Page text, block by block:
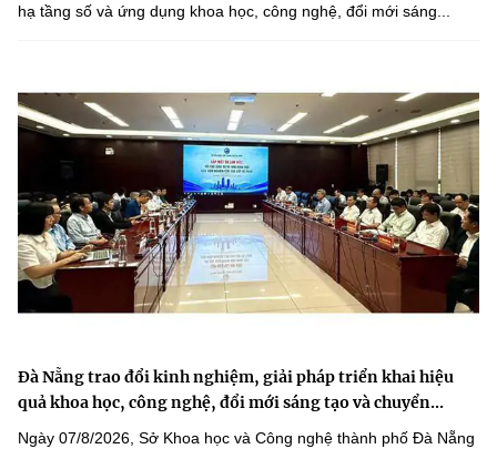
hạ tầng số và ứng dụng khoa học, công nghệ, đổi mới sáng...
Đà Nẵng trao đổi kinh nghiệm, giải pháp triển khai hiệu
quả khoa học, công nghệ, đổi mới sáng tạo và chuyển...
Ngày 07/8/2026, Sở Khoa học và Công nghệ thành phố Đà Nẵng